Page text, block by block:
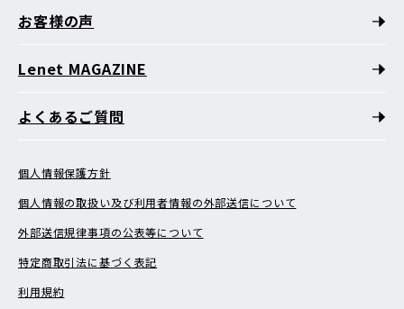
お客様の声
Lenet MAGAZINE
よくあるご質問
個人情報保護方針
個人情報の取扱い及び利用者情報の外部送信について
外部送信規律事項の公表等について
特定商取引法に基づく表記
利用規約